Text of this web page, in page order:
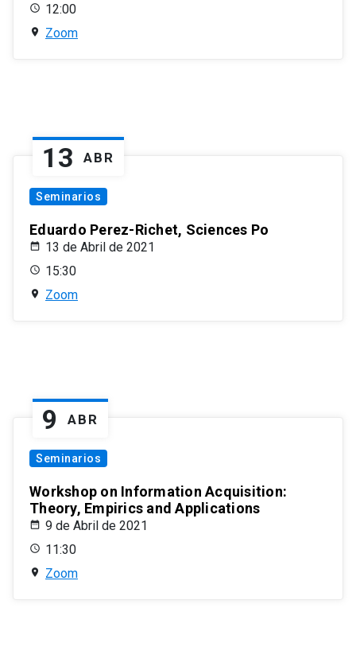
12:00
Zoom
13 ABR
Seminarios
Eduardo Perez-Richet, Sciences Po
13 de Abril de 2021
15:30
Zoom
9 ABR
Seminarios
Workshop on Information Acquisition:
Theory, Empirics and Applications
9 de Abril de 2021
11:30
Zoom